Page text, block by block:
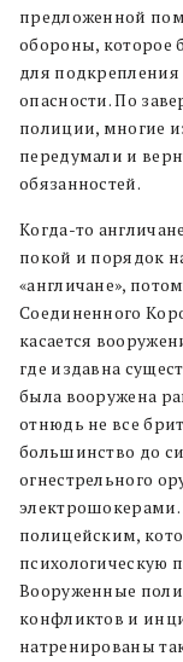
предложенной
обороны, которое
для подкрепления
опасности. По
полиции, многие
передумали и
обязанностей.
Когда-то
покой и порядок
«англичане»,
Соединенного
касается
где издавна
была вооружена
отнюдь не все
большинство до
огнестрельного
полицейским,
психологическую
Вооруженные
конфликтов и
натренированы